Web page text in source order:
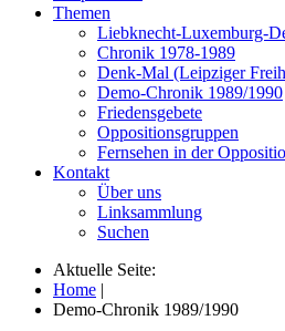
Themen
Liebknecht-Luxemburg-
Chronik 1978-1989
Denk-Mal (Leipziger
Demo-Chronik 1989/1990
Friedensgebete
Oppositionsgruppen
Fernsehen in der
Kontakt
Über uns
Linksammlung
Suchen
Aktuelle Seite:
Home |
Demo-Chronik 1989/1990